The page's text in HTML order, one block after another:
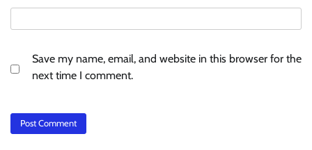
Save my name, email, and website in this browser for the
next time I comment.